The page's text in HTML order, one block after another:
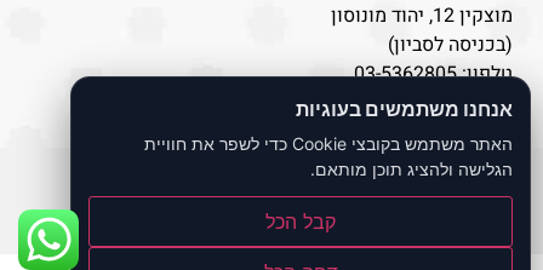
מוצקין 12, יהוד מונוסון
(בכניסה לסביון)
טלפון:03-5362805
נייד:077-8043446
כל הזכויות שמורות לאתר ד"ר לוי אברהם
Build byBernoli
אנחנו משתמשים בעוגיות
האתר משתמש בקובצי Cookie כדי לשפר את חוויית
הגלישה ולהציג תוכן מותאם.
קבל הכל